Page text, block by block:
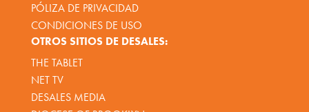
PÓLIZA DE PRIVACIDAD
CONDICIONES DE USO
OTROS SITIOS DE DESALES:
THE TABLET
NET TV
DESALES MEDIA